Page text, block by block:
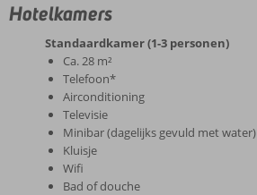
Hotelkamers
Standaardkamer (1-3 personen)
Ca. 28 m²
Telefoon*
Airconditioning
Televisie
Minibar (dagelijks gevuld met water)
Kluisje
Wifi
Bad of douche